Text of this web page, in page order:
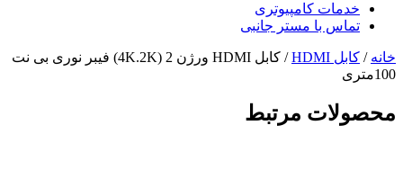
خدمات کامپیوتری
تماس با مستر جانبی
خانه / کابل HDMI
/ کابل HDMI ورژن 2 (4K.2K) فیبر نوری بی نت
100متری
محصولات مرتبط